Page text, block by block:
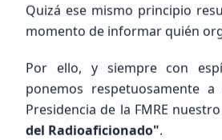
MIGUEL ANGEL
Principiante (SWL /
México, GUERRERO, LA UNION DE
Quizá ese mismo principio
momento de informar quién
Por ello, y siempre con
ponemos respetuosamente
Presidencia de la FMRE
del Radioaficionado".